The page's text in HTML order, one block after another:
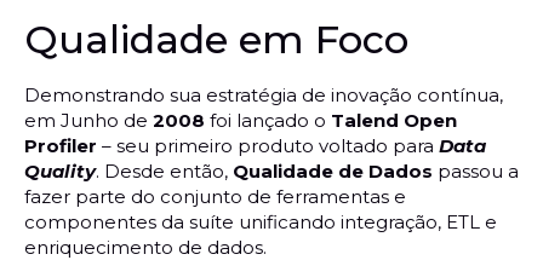
Qualidade em Foco
Demonstrando sua estratégia de inovação contínua,
em Junho de 2008 foi lançado o Talend Open
Profiler – seu primeiro produto voltado para Data
Quality. Desde então, Qualidade de Dados passou a
fazer parte do conjunto de ferramentas e
componentes da suíte unificando integração, ETL e
enriquecimento de dados.